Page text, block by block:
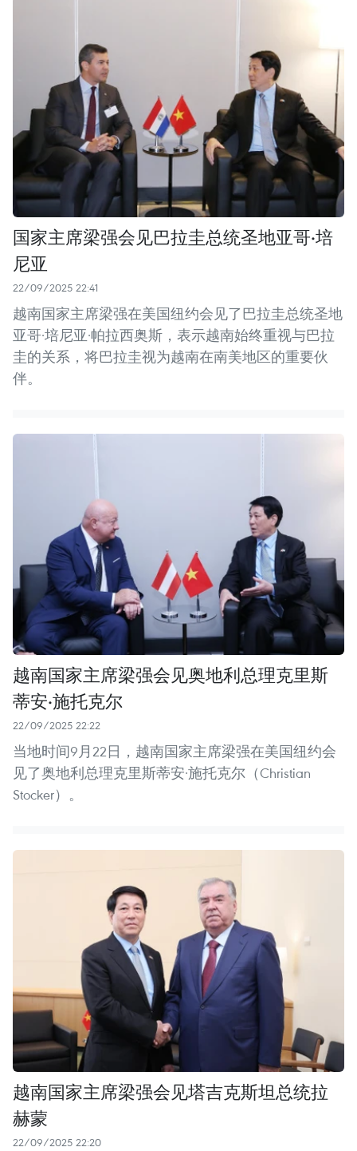
国家主席梁强会见巴拉圭总统圣地亚哥·培
尼亚
22/09/2025 22:41
越南国家主席梁强在美国纽约会见了巴拉圭总统圣地
亚哥·培尼亚·帕拉西奥斯，表示越南始终重视与巴拉
圭的关系，将巴拉圭视为越南在南美地区的重要伙
伴。
越南国家主席梁强会见奥地利总理克里斯
蒂安·施托克尔
22/09/2025 22:22
当地时间9月22日，越南国家主席梁强在美国纽约会
见了奥地利总理克里斯蒂安·施托克尔（Christian
Stocker）。
越南国家主席梁强会见塔吉克斯坦总统拉
赫蒙
22/09/2025 22:20